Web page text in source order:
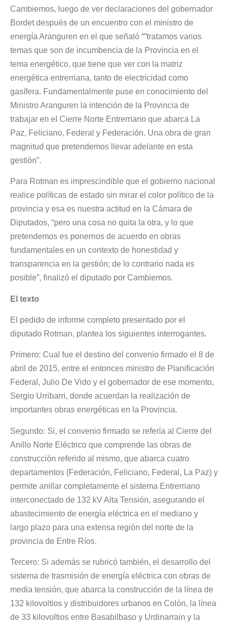
Cambiemos, luego de ver declaraciones del gobernador
Bordet después de un encuentro con el ministro de
energía Aranguren en el que señaló “”tratamos varios
temas que son de incumbencia de la Provincia en el
tema energético, que tiene que ver con la matriz
energética entrerriana, tanto de electricidad como
gasífera. Fundamentalmente puse en conocimiento del
Ministro Aranguren la intención de la Provincia de
trabajar en el Cierre Norte Entrerriano que abarca La
Paz, Feliciano, Federal y Federación. Una obra de gran
magnitud que pretendemos llevar adelante en esta
gestión”.
Para Rotman es imprescindible que el gobierno nacional
realice políticas de estado sin mirar el color político de la
provincia y esa es nuestra actitud en la Cámara de
Diputados, “pero una cosa no quita la otra, y lo que
pretendemos es ponernos de acuerdo en obras
fundamentales en un contexto de honestidad y
transparencia en la gestión; de lo contrario nada es
posible”, finalizó el diputado por Cambiemos.
El texto
El pedido de informe completo presentado por el
diputado Rotman, plantea los siguientes interrogantes.
Primero: Cual fue el destino del convenio firmado el 8 de
abril de 2015, entre el entonces ministro de Planificación
Federal, Julio De Vido y el gobernador de ese momento,
Sergio Urribarri, donde acuerdan la realización de
importantes obras energéticas en la Provincia.
Segundo: Si, el convenio firmado se refería al Cierre del
Anillo Norte Eléctrico que comprende las obras de
construcción referido al mismo, que abarca cuatro
departamentos (Federación, Feliciano, Federal, La Paz) y
permite anillar completamente el sistema Entrerriano
interconectado de 132 kV Alta Tensión, asegurando el
abastecimiento de energía eléctrica en el mediano y
largo plazo para una extensa región del norte de la
provincia de Entre Ríos.
Tercero: Si además se rubricó también, el desarrollo del
sistema de trasmisión de energía eléctrica con obras de
media tensión, que abarca la construcción de la línea de
132 kilovoltios y distribuidores urbanos en Colón, la línea
de 33 kilovoltios entre Basabilbaso y Urdinarrain y la